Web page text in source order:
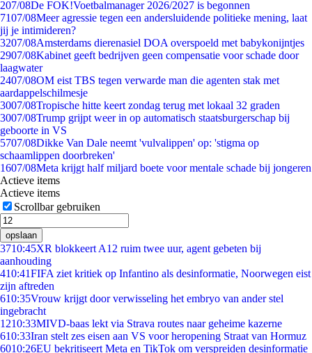
207/08De FOK!Voetbalmanager 2026/2027 is begonnen
7107/08Meer agressie tegen een andersluidende politieke mening, laat
jij je intimideren?
3207/08Amsterdams dierenasiel DOA overspoeld met babykonijntjes
2907/08Kabinet geeft bedrijven geen compensatie voor schade door
laagwater
2407/08OM eist TBS tegen verwarde man die agenten stak met
aardappelschilmesje
3007/08Tropische hitte keert zondag terug met lokaal 32 graden
3007/08Trump grijpt weer in op automatisch staatsburgerschap bij
geboorte in VS
5707/08Dikke Van Dale neemt 'vulvalippen' op: 'stigma op
schaamlippen doorbreken'
1607/08Meta krijgt half miljard boete voor mentale schade bij jongeren
Actieve items
Actieve items
Scrollbar gebruiken
opslaan
3710:45XR blokkeert A12 ruim twee uur, agent gebeten bij
aanhouding
410:41FIFA ziet kritiek op Infantino als desinformatie, Noorwegen eist
zijn aftreden
610:35Vrouw krijgt door verwisseling het embryo van ander stel
ingebracht
1210:33MIVD-baas lekt via Strava routes naar geheime kazerne
610:33Iran stelt zes eisen aan VS voor heropening Straat van Hormuz
6010:26EU bekritiseert Meta en TikTok om verspreiden desinformatie